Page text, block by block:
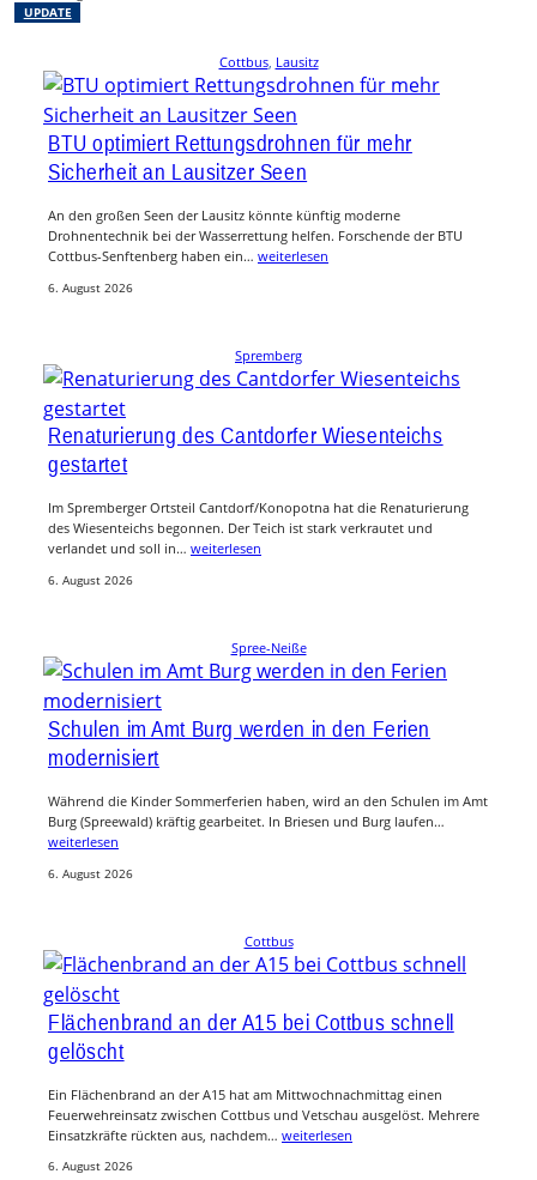
UPDATE
Cottbus, Lausitz
BTU optimiert Rettungsdrohnen für mehr
Sicherheit an Lausitzer Seen
An den großen Seen der Lausitz könnte künftig moderne
Drohnentechnik bei der Wasserrettung helfen. Forschende der BTU
Cottbus-Senftenberg haben ein… weiterlesen
6. August 2026
Spremberg
Renaturierung des Cantdorfer Wiesenteichs
gestartet
Im Spremberger Ortsteil Cantdorf/Konopotna hat die Renaturierung
des Wiesenteichs begonnen. Der Teich ist stark verkrautet und
verlandet und soll in… weiterlesen
6. August 2026
Spree-Neiße
Schulen im Amt Burg werden in den Ferien
modernisiert
Während die Kinder Sommerferien haben, wird an den Schulen im Amt
Burg (Spreewald) kräftig gearbeitet. In Briesen und Burg laufen…
weiterlesen
6. August 2026
Cottbus
Flächenbrand an der A15 bei Cottbus schnell
gelöscht
Ein Flächenbrand an der A15 hat am Mittwochnachmittag einen
Feuerwehreinsatz zwischen Cottbus und Vetschau ausgelöst. Mehrere
Einsatzkräfte rückten aus, nachdem… weiterlesen
6. August 2026